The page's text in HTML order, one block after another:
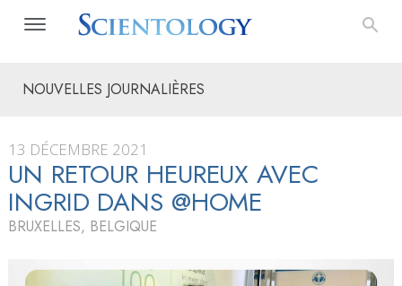
NOUVELLES JOURNALIÈRES
13 DÉCEMBRE 2021
UN RETOUR HEUREUX AVEC
INGRID DANS @HOME
BRUXELLES, BELGIQUE